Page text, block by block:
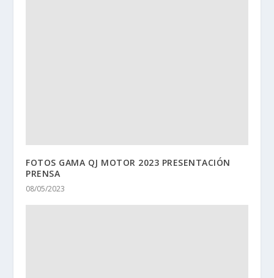
FOTOS GAMA QJ MOTOR 2023 PRESENTACIÓN
PRENSA
08/05/2023